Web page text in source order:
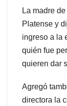
La madre
Platense y
ingreso a la
quién fue
quieren dar
Agregó
directora la